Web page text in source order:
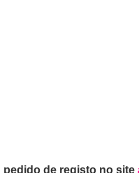
pedido de registo no site